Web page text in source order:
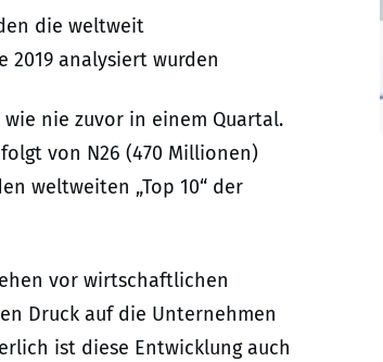
die weltweit
analysiert wurden
nie zuvor in einem Quartal.
von N26 (470 Millionen)
weltweiten „Top 10“ der
vor wirtschaftlichen
Druck auf die Unternehmen
ist diese Entwicklung auch